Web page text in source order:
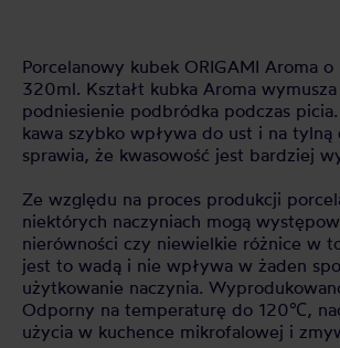
Porcelanowy kubek ORIGAMI Aroma o
320ml. Kształt kubka Aroma
podniesienie podbródka podczas
kawa szybko wpływa do ust i na tylną
sprawia, że kwasowość jest bardziej
Ze względu na proces produkcji
niektórych naczyniach mogą
nierówności czy niewielkie różnice w
jest to wadą i nie wpływa w żaden
użytkowanie naczynia.
Odporny na temperaturę do 120℃,
użycia w kuchence mikrofalowej i